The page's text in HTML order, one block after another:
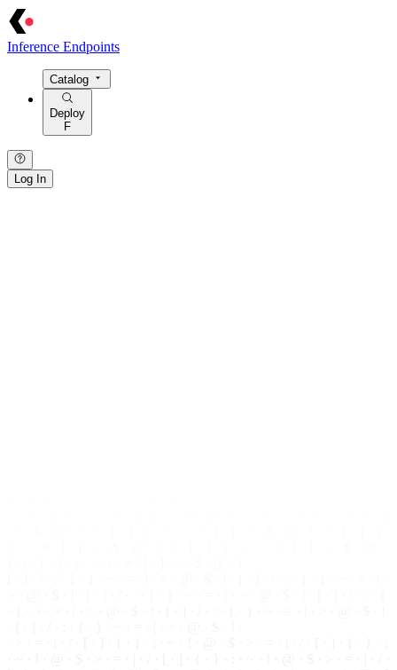
Inference Endpoints
Catalog
Deploy
F
Log In